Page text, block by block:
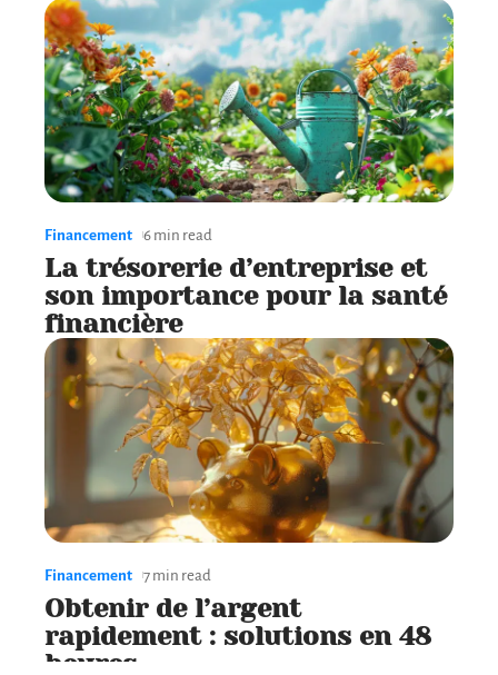
Financement 6 min read
La trésorerie d’entreprise et
son importance pour la santé
financière
Financement 7 min read
Obtenir de l’argent
rapidement : solutions en 48
heures